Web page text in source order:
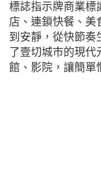
標誌指示牌商業標
店、連鎖快餐、美
到安靜，從快節奏
了壹切城市的現
館、影院，讓簡單